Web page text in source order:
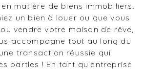
matière de biens immobiliers.
un bien à louer ou que vous
vendre votre maison de rêve,
accompagne tout au long du
transaction réussie qui
parties ! En tant qu’entreprise